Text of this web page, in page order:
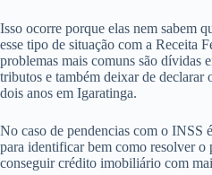
Isso ocorre porque elas nem sabem
esse tipo de situação com a Receita
problemas mais comuns são dívidas
tributos e também deixar de declarar
dois anos em Igaratinga.
No caso de pendencias com o INSS
para identificar bem como resolver o
conseguir crédito imobiliário com